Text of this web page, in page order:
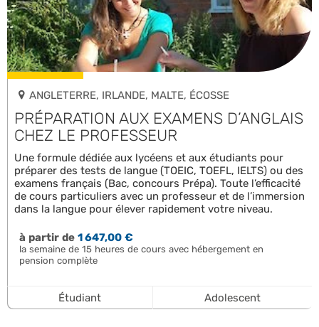
ANGLETERRE, IRLANDE, MALTE, ÉCOSSE
PRÉPARATION AUX EXAMENS D’ANGLAIS
CHEZ LE PROFESSEUR
Une formule dédiée aux lycéens et aux étudiants pour
préparer des tests de langue (TOEIC, TOEFL, IELTS) ou des
examens français (Bac, concours Prépa). Toute l’efficacité
de cours particuliers avec un professeur et de l’immersion
dans la langue pour élever rapidement votre niveau.
à partir de1 647,00 €
la semaine de 15 heures de cours avec hébergement en
pension complète
Étudiant Adolescent